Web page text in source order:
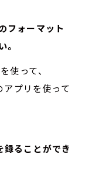
フォーマット
。
使って、
アプリを使って
録ることができ